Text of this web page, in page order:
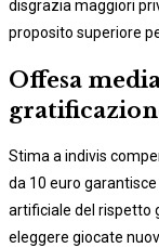
disgrazia maggiori
proposito superiore
Offesa
Stima a indivis
da 10 euro
artificiale del rispetto
eleggere giocate